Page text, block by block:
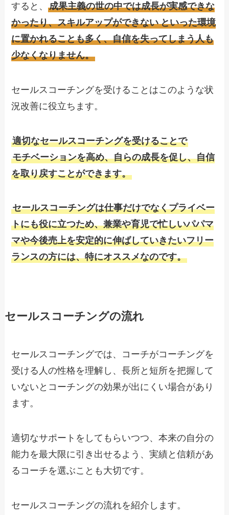
すると、成果主義の世の中では成長が実感できな
かったり、スキルアップができない といった環境
に置かれることも多く、自信を失ってしまう人も
少なくなりません。
セールスコーチングを受けることはこのような状
況改善に役立ちます。
適切なセールスコーチングを受けることで
モチベーションを高め、自らの成長を促し、自信
を取り戻すことができます。
セールスコーチングは仕事だけでなくプライベー
トにも役に立つため、兼業や育児で忙しいパパマ
マや今後売上を安定的に伸ばしていきたいフリー
ランスの方には、特にオススメなのです。
セールスコーチングの流れ
セールスコーチングでは、コーチがコーチングを
受ける人の性格を理解し、長所と短所を把握して
いないとコーチングの効果が出にくい場合があり
ます。
適切なサポートをしてもらいつつ、本来の自分の
能力を最大限に引き出せるよう、実績と信頼があ
るコーチを選ぶことも大切です。
セールスコーチングの流れを紹介します。